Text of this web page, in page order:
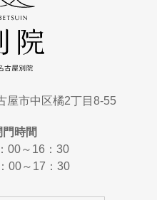
市中区橘2丁目8-55
門時間
00～16：30
00～17：30